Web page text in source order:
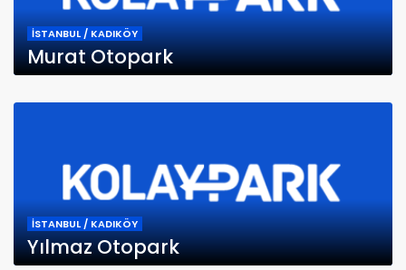
İSTANBUL / KADIKÖY
Murat Otopark
İSTANBUL / KADIKÖY
Yılmaz Otopark